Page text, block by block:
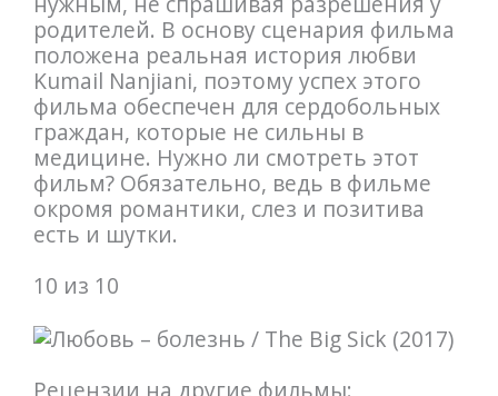
родителей. В основу сценария фильма
положена реальная история любви
Kumail Nanjiani, поэтому успех этого
фильма обеспечен для сердобольных
граждан, которые не сильны в
медицине. Нужно ли смотреть этот
фильм? Обязательно, ведь в фильме
окромя романтики, слез и позитива
есть и шутки.
10 из 10